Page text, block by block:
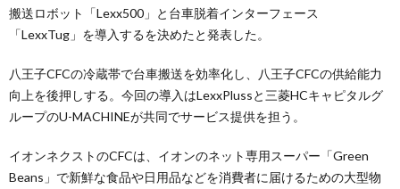
搬送ロボット「Lexx500」と台車脱着インターフェース
「LexxTug」を導入するを決めたと発表した。
八王子CFCの冷蔵帯で台車搬送を効率化し、八王子CFCの供給能力
向上を後押しする。今回の導入はLexxPlussと三菱HCキャピタルグ
ループのU-MACHINEが共同でサービス提供を担う。
イオンネクストのCFCは、イオンのネット専用スーパー「Green
Beans」で新鮮な食品や日用品などを消費者に届けるための大型物